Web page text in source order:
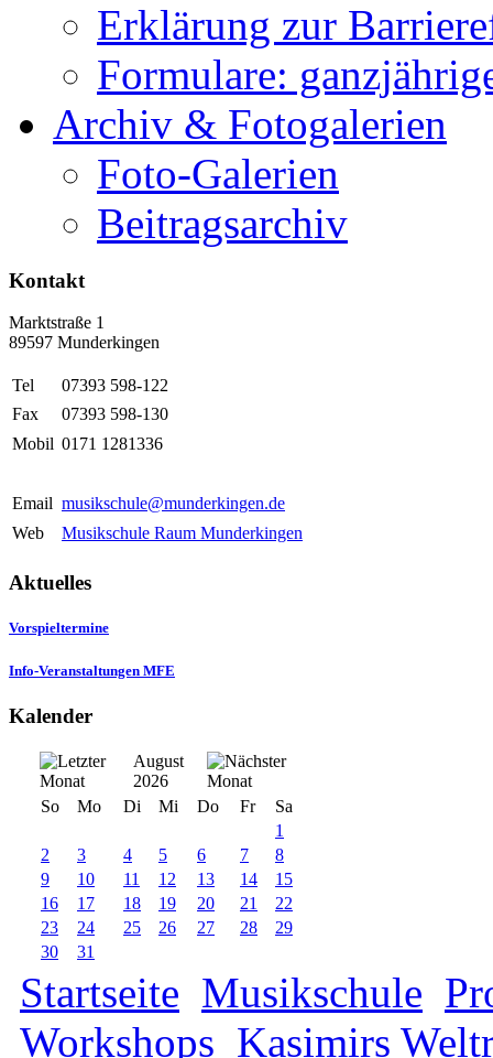
Erklärung zur
Formulare:
Archiv & Fotogalerien
Foto-Galerien
Beitragsarchiv
Kontakt
Marktstraße 1
89597 Munderkingen
Tel
07393 598-122
Fax
07393 598-130
Mobil 0171 1281336
Email musikschule@munderkingen.de
Web
Musikschule Raum Munderkingen
Aktuelles
Vorspieltermine
Info-Veranstaltungen MFE
Kalender
August
2026
So
Mo Di Mi Do Fr
Sa
1
2
3 4 5 6 7
8
9
10 11 12 13 14
15
16
17 18 19 20 21
22
23
24 25 26 27 28
29
30
31
Startseite Musikschule
Workshops Kasimirs